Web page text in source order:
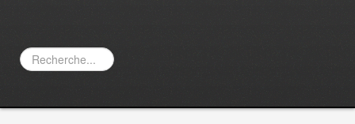
Rechercher